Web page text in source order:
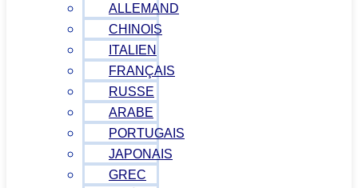
ALLEMAND
CHINOIS
ITALIEN
FRANÇAIS
RUSSE
ARABE
PORTUGAIS
JAPONAIS
GREC